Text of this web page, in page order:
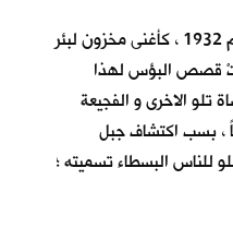
ابتدأ البئر ينتج ذهبه الاسود عام 1932 ، كأغنى مخزون لبئر
قصص البؤس لهذا
الاخرى و الفجيعة
، بسب اكتشاف جبل
للناس البسطاء تسميته ؛